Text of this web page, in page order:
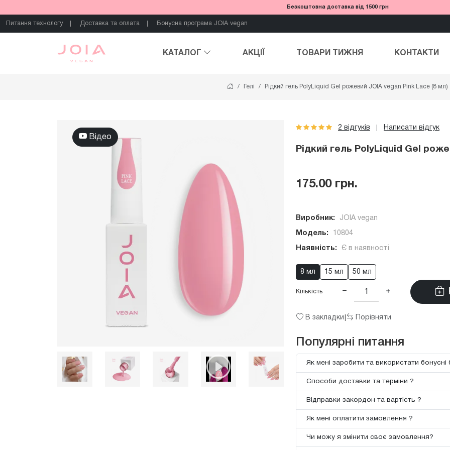
Безкоштовна доставка від 1500 грн
Питання технологу Доставка та оплата Бонусна програма JOIA vegan
КАТАЛОГ АКЦІЇ ТОВАРИ ТИЖНЯ КОНТАКТИ
Гелі Рідкий гель PolyLiquid Gel рожевий JOIA vegan Pink Lace (8 мл)
Відео
2 відгуків Написати відгук
Рідкий гель PolyLiquid Gel
175.00 грн.
Виробник: JOIA vegan
Модель: 10804
Наявність: Є в наявності
8 мл 15 мл 50 мл
Кількість
В закладки Порівняти
Популярні питання
Як мені заробити та використати бонусні
Способи доставки та терміни ?
Відправки закордон та вартість ?
Як мені оплатити замовлення ?
Чи можу я змінити своє замовлення?